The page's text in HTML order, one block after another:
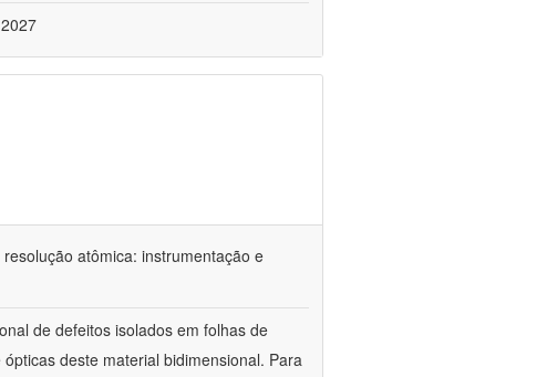
atômica: instrumentação e
de defeitos isolados em folhas de
deste material bidimensional. Para